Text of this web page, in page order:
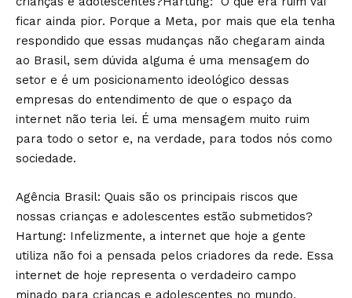
ficar ainda pior. Porque a Meta, por mais que ela tenha
respondido que essas mudanças não chegaram ainda
ao Brasil, sem dúvida alguma é uma mensagem do
setor e é um posicionamento ideológico dessas
empresas do entendimento de que o espaço da
internet não teria lei. É uma mensagem muito ruim
para todo o setor e, na verdade, para todos nós como
sociedade.
Agência Brasil: Quais são os principais riscos que
nossas crianças e adolescentes estão submetidos?
Hartung: Infelizmente, a internet que hoje a gente
utiliza não foi a pensada pelos criadores da rede. Essa
internet de hoje representa o verdadeiro campo
minado para crianças e adolescentes no mundo,